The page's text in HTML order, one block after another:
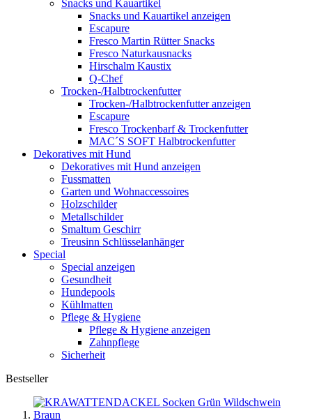
Snacks und Kauartikel
Snacks und Kauartikel anzeigen
Escapure
Fresco Martin Rütter Snacks
Fresco Naturkausnacks
Hirschalm Kaustix
Q-Chef
Trocken-/Halbtrockenfutter
Trocken-/Halbtrockenfutter anzeigen
Escapure
Fresco Trockenbarf & Trockenfutter
MAC´S SOFT Halbtrockenfutter
Dekoratives mit Hund
Dekoratives mit Hund anzeigen
Fussmatten
Garten und Wohnaccessoires
Holzschilder
Metallschilder
Smaltum Geschirr
Treusinn Schlüsselanhänger
Special
Special anzeigen
Gesundheit
Hundepools
Kühlmatten
Pflege & Hygiene
Pflege & Hygiene anzeigen
Zahnpflege
Sicherheit
Bestseller